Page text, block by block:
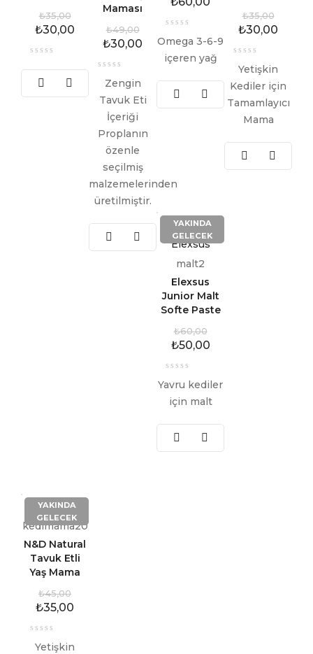
₺35,00
₺30,00
Maması
₺49,00
₺30,00
Zengin
Tavuk Eti
İçeriği
Proplanın
özenle
seçilmiş
malzemelerinden
üretilmiştir.
Omega 3-6-9
içeren yağ
₺35,00
₺30,00
Yetişkin
Kediler için
Tamamlayıcı
Mama
YAKINDA
GELECEK
Elexsus
malt2
Elexsus
Junior Malt
Softe Paste
₺60,00
₺50,00
Yavru kediler
için malt
YAKINDA
GELECEK
kedimama20
N&D Natural
Tavuk Etli
Yaş Mama
₺45,00
₺35,00
Yetişkin